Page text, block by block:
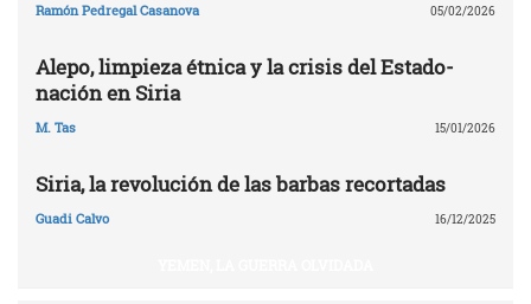
Ramón Pedregal Casanova 05/02/2026
Alepo, limpieza étnica y la crisis del Estado-
nación en Siria
M. Tas 15/01/2026
Siria, la revolución de las barbas recortadas
Guadi Calvo 16/12/2025